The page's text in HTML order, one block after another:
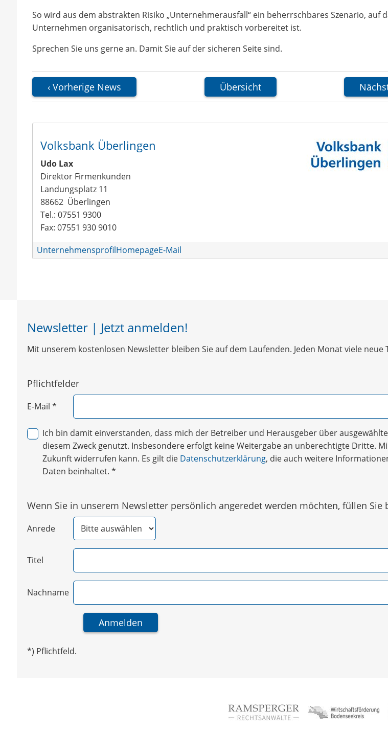
So wird aus dem abstrakten Risiko „Unternehmerausfall“ ein beherrschbares Szenario, auf
Unternehmen organisatorisch, rechtlich und praktisch vorbereitet ist.
Sprechen Sie uns gerne an. Damit Sie auf der sicheren Seite sind.
Vorherige News Übersicht
Volksbank Überlingen
Udo Lax
Direktor Firmenkunden
Landungsplatz 11
88662 Überlingen
Tel.: 07551 9300
Fax: 07551 930 9010
UnternehmensprofilHomepageE-Mail
Newsletter | Jetzt anmelden!
Mit unserem kostenlosen Newsletter bleiben Sie auf dem Laufenden. Jeden Monat viele
Pflichtfelder
E-Mail *
Ich bin damit einverstanden, dass mich der Betreiber und Herausgeber über
diesem Zweck genutzt. Insbesondere erfolgt keine Weitergabe an unberechtigte Dritte.
Zukunft widerrufen kann. Es gilt die Datenschutzerklärung, die auch weitere
Daten beinhaltet. *
Wenn Sie in unserem Newsletter persönlich angeredet werden möchten, füllen Sie
Anrede
Titel
Nachname
*) Pflichtfeld.